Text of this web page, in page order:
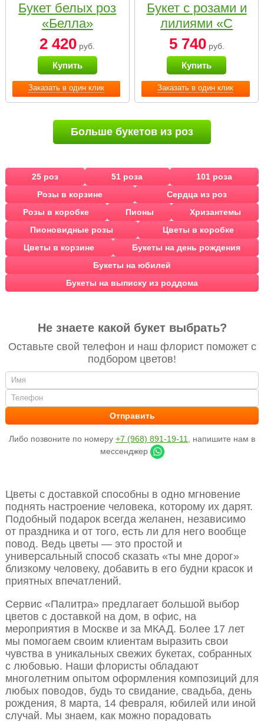
Заказать в один клик
Букет белых роз
«Белла»
2 420 руб.
Купить
Заказать в один клик
Букет с розами и
лилиями «С
наилучшими
пожеланиями»
5 740руб.
Купить
Больше букетов из роз
25 роз 51 роза
101 роза
Розы в корзине
Сердца из роз
Розы в коробке
Пионы
Хризантемы
Пионовидные розы
Цветы в коробке
Цветы в корзине
Букеты на день рождения
Букеты на юбилей
Букеты на выписку из роддома
Не знаете какой букет выбрать?
Оставьте свой телефон и наш флорист поможет с
подбором цветов!
Либо позвоните по номеру +7 (968) 891-19-11
, напишите нам в
мессенджер
Цветы с доставкой способны в одно мгновение
поднять настроение человека, которому их дарят.
Подобный подарок всегда желанен, независимо
от праздника и от того, есть ли для него вообще
повод. Ведь цветы — это простой и
универсальный способ сказать «ты мне дорог»
близкому человеку, добавить в его будни красок и
приятных впечатлений.
Сервис «Палитра» предлагает большой выбор
цветов с доставкой на дом, в офис, на
мероприятия в Москве и за МКАД. Более 17 лет
мы помогаем своим клиентам выразить свои
чувства в уникальных свежих букетах, собранных
с любовью. Наши флористы обладают
многолетним опытом оформления композиций для
любых поводов, будь то свидание, свадьба, день
рождения, 8 марта, 14 февраля, юбилей или иной
случай. Мы знаем, как можно порадовать